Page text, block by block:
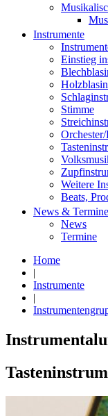
Instrumente
Einstieg
Stimme
Weitere
Beats,
News & Termine
News
Termine
Home
Instrumente